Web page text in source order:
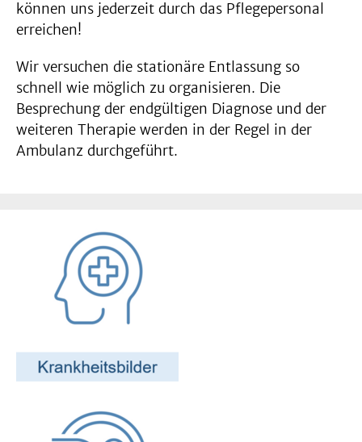
können uns jederzeit durch das Pflegepersonal
erreichen!
Wir versuchen die stationäre Entlassung so
schnell wie möglich zu organisieren. Die
Besprechung der endgültigen Diagnose und der
weiteren Therapie werden in der Regel in der
Ambulanz durchgeführt.